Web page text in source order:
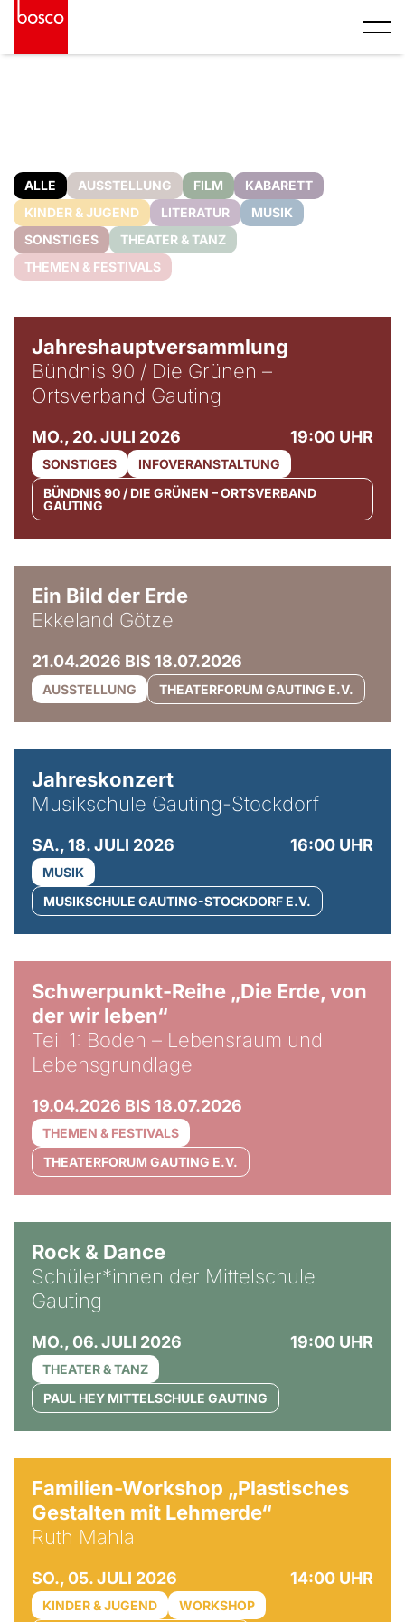
ALLE AUSSTELLUNG FILM
KABARETT
KINDER & JUGEND
LITERATUR
MUSIK
SONSTIGES
THEATER & TANZ
THEMEN & FESTIVALS
Jahreshauptversammlung
Bündnis 90 / Die Grünen –
Ortsverband Gauting
MO., 20. JULI 2026 19:00 UHR
SONSTIGES
INFOVERANSTALTUNG
BÜNDNIS 90 / DIE GRÜNEN – ORTSVERBAND
GAUTING
Ein Bild der Erde
Ekkeland Götze
21.04.2026 BIS 18.07.2026
AUSSTELLUNG THEATERFORUM GAUTING E.V.
Jahreskonzert
Musikschule Gauting-Stockdorf
SA., 18. JULI 2026 16:00 UHR
MUSIK
MUSIKSCHULE GAUTING-STOCKDORF E.V.
Schwerpunkt-Reihe „Die Erde, von
der wir leben“
Teil 1: Boden – Lebensraum und
Lebensgrundlage
19.04.2026 BIS 18.07.2026
THEMEN & FESTIVALS
THEATERFORUM GAUTING E.V.
Rock & Dance
Schüler*innen der Mittelschule
Gauting
MO., 06. JULI 2026 19:00 UHR
THEATER & TANZ
PAUL HEY MITTELSCHULE GAUTING
Familien-Workshop „Plastisches
Gestalten mit Lehmerde“
Ruth Mahla
SO., 05. JULI 2026 14:00 UHR
KINDER & JUGEND WORKSHOP